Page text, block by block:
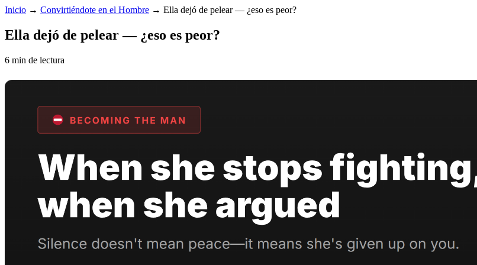
Inicio → Convirtiéndote en el Hombre → Ella dejó de pelear — ¿eso es peor?
Ella dejó de pelear — ¿eso es peor?
6 min de lectura